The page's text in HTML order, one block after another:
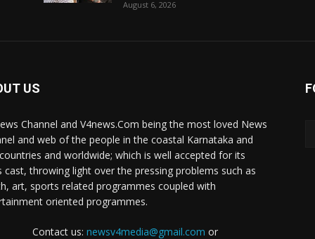
August 6, 2026
US
Channel and V4news.Com being the most loved News
and web of the people in the coastal Karnataka and
and worldwide; which is well accepted for its
cast, throwing light over the pressing problems such as
art, sports related programmes coupled with
oriented programmes.
Contact us: newsv4media@gmail.com or